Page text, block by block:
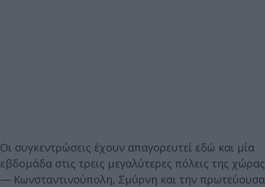
Οι συγκεντρώσεις έχουν απαγορευτεί εδώ και μία
εβδομάδα στις τρεις μεγαλύτερες πόλεις της χώρας
— Κωνσταντινούπολη, Σμύρνη και την πρωτεύουσα